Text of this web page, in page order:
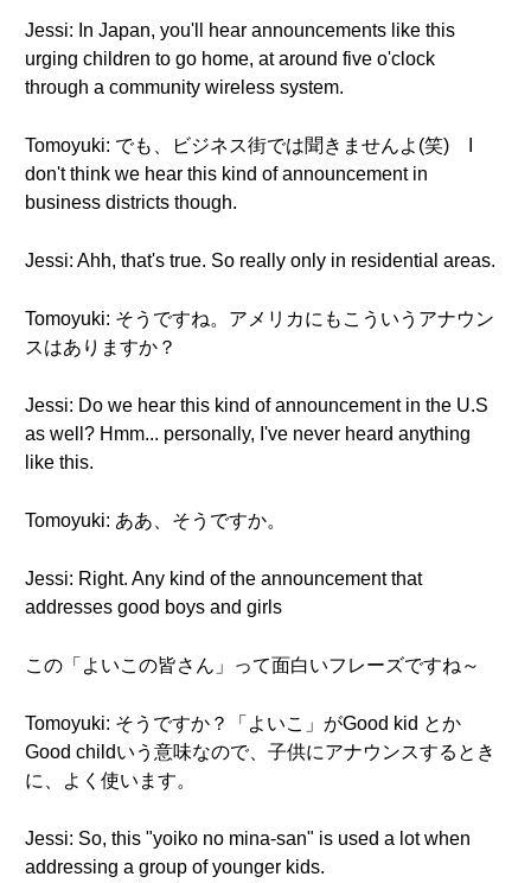
Jessi: In Japan, you'll hear announcements like this
urging children to go home, at around five o'clock
through a community wireless system.
Tomoyuki: でも、ビジネス街では聞きませんよ(笑) I
don't think we hear this kind of announcement in
business districts though.
Jessi: Ahh, that's true. So really only in residential areas.
Tomoyuki: そうですね。アメリカにもこういうアナウン
スはありますか？
Jessi: Do we hear this kind of announcement in the U.S
as well? Hmm... personally, I've never heard anything
like this.
Tomoyuki: ああ、そうですか。
Jessi: Right. Any kind of the announcement that
addresses good boys and girls
この「よいこの皆さん」って面白いフレーズですね～
Tomoyuki: そうですか？「よいこ」がGood kid とか
Good childいう意味なので、子供にアナウンスするとき
に、よく使います。
Jessi: So, this "yoiko no mina-san" is used a lot when
addressing a group of younger kids.